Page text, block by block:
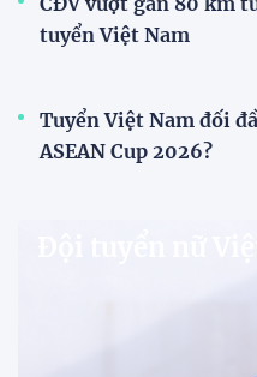
VPF chính thức ra mắt
slogan mới cho hệ
nghiệp quốc gia, mở ra
trước mùa giải 2026-